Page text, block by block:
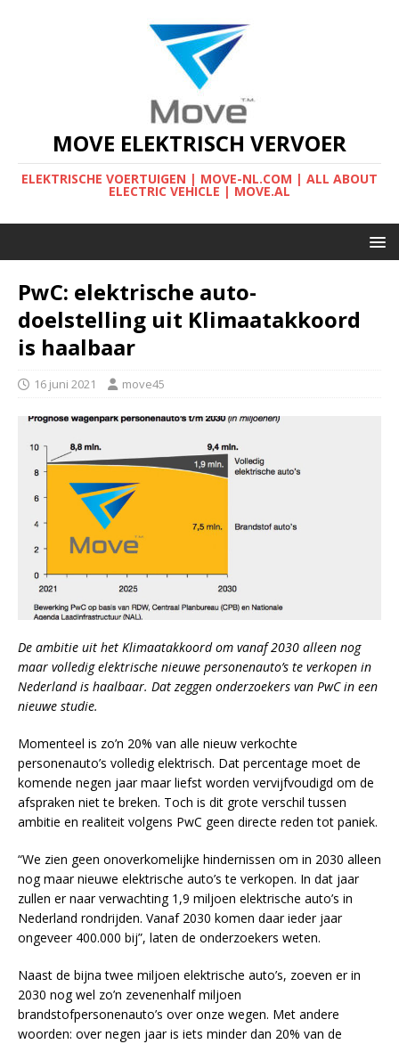
MOVE ELEKTRISCH VERVOER
ELEKTRISCHE VOERTUIGEN | MOVE-NL.COM | ALL ABOUT
ELECTRIC VEHICLE | MOVE.AL
PwC: elektrische auto-
doelstelling uit Klimaatakkoord
is haalbaar
16 juni 2021 move45
De ambitie uit het Klimaatakkoord om vanaf 2030 alleen nog
maar volledig elektrische nieuwe personenauto’s te verkopen in
Nederland is haalbaar. Dat zeggen onderzoekers van PwC in een
nieuwe studie.
Momenteel is zo’n 20% van alle nieuw verkochte
personenauto’s volledig elektrisch. Dat percentage moet de
komende negen jaar maar liefst worden vervijfvoudigd om de
afspraken niet te breken. Toch is dit grote verschil tussen
ambitie en realiteit volgens PwC geen directe reden tot paniek.
“We zien geen onoverkomelijke hindernissen om in 2030 alleen
nog maar nieuwe elektrische auto’s te verkopen. In dat jaar
zullen er naar verwachting 1,9 miljoen elektrische auto’s in
Nederland rondrijden. Vanaf 2030 komen daar ieder jaar
ongeveer 400.000 bij”, laten de onderzoekers weten.
Naast de bijna twee miljoen elektrische auto’s, zoeven er in
2030 nog wel zo’n zevenenhalf miljoen
brandstofpersonenauto’s over onze wegen. Met andere
woorden: over negen jaar is iets minder dan 20% van de